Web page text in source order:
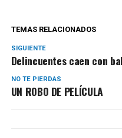
TEMAS RELACIONADOS
SIGUIENTE
Delincuentes caen con
NO TE PIERDAS
UN ROBO DE PELÍCULA